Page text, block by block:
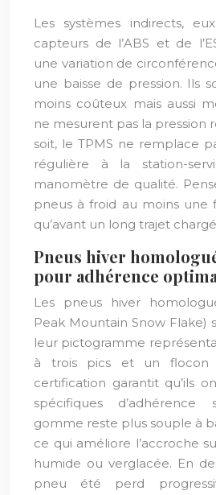
Les systèmes indirects,
capteurs de l’ABS et de
une variation de
une baisse de pression. Ils
moins coûteux mais aussi
ne mesurent pas la pression
soit, le TPMS ne remplace
régulière à la station-
manomètre de qualité.
pneus à froid au moins une
qu’avant un long trajet
Pneus hiver
pour adhérence
Les pneus hiver
Peak Mountain Snow Flake)
leur pictogramme
à trois pics et un flocon
certification garantit qu’ils
spécifiques
gomme reste plus souple à
ce qui améliore l’accroche
humide ou verglacée. En
pneu été perd